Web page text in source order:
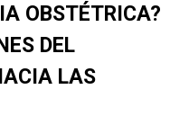
OBSTÉTRICA?
DEL
LAS